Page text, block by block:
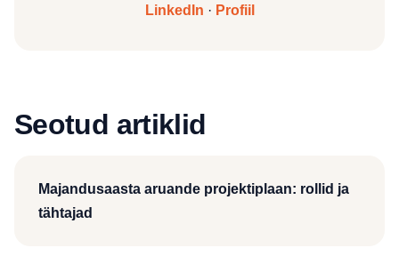
LinkedIn · Profiil
Seotud artiklid
Majandusaasta aruande projektiplaan: rollid ja
tähtajad